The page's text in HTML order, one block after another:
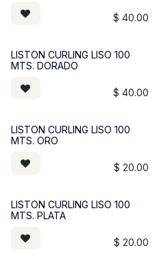
$ 40.00
LISTON CURLING LISO 100
MTS. DORADO
$ 40.00
LISTON CURLING LISO 100
MTS. ORO
$ 20.00
LISTON CURLING LISO 100
MTS. PLATA
$ 20.00